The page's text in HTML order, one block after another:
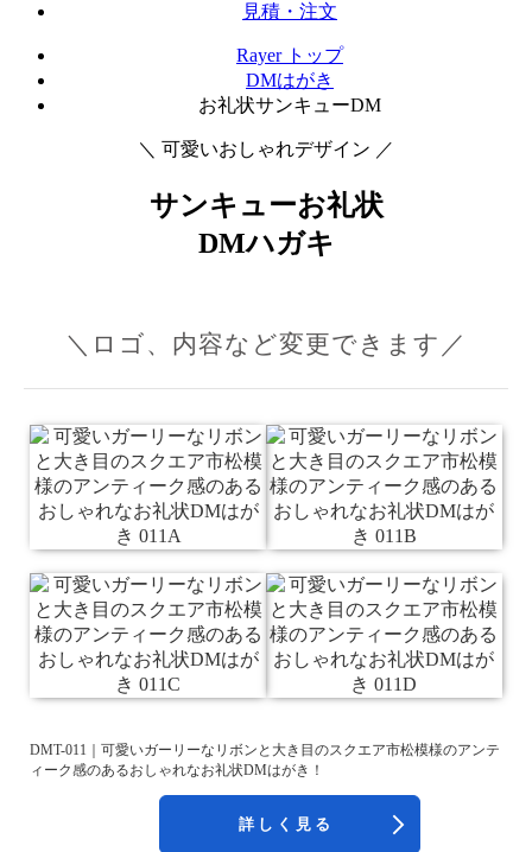
見積・注文
Rayer トップ
DMはがき
お礼状サンキューDM
＼ 可愛いおしゃれデザイン ／
サンキューお礼状
DMハガキ
＼ロゴ、内容など変更できます／
DMT-011｜可愛いガーリーなリボンと大き目のスクエア市松模様のアンテ
ィーク感のあるおしゃれなお礼状DMはがき！
詳しく見る